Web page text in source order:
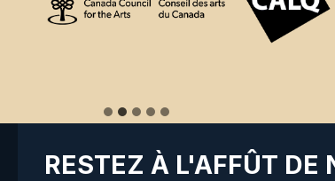
RESTEZ À L'AFFÛT DE